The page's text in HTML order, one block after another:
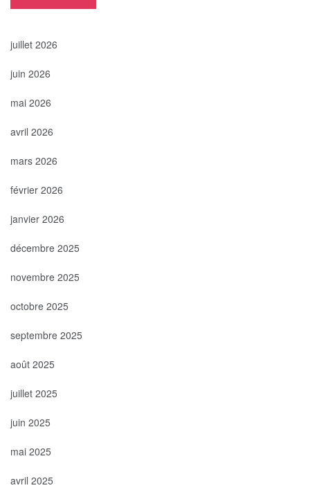
juillet 2026
juin 2026
mai 2026
avril 2026
mars 2026
février 2026
janvier 2026
décembre 2025
novembre 2025
octobre 2025
septembre 2025
août 2025
juillet 2025
juin 2025
mai 2025
avril 2025